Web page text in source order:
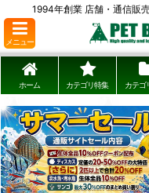
1994年創業 店舗・通信販
メニュー
ホーム カテゴリ特集 カテゴ